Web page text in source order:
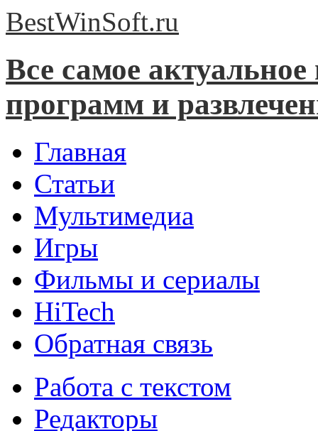
BestWinSoft.ru
Все самое
программ и
Главная
Статьи
Мультимедиа
Игры
Фильмы и сериалы
HiTech
Обратная связь
Работа с текстом
Редакторы